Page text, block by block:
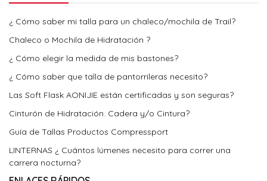
¿ Cómo saber mi talla para un chaleco/mochila de Trail?
Chaleco o Mochila de Hidratación ?
¿ Cómo elegir la medida de mis bastones?
¿ Cómo saber que talla de pantorrileras necesito?
Las Soft Flask AONIJIE están certificadas y son seguras?
Cinturón de Hidratación. Cadera y/o Cintura?
Guía de Tallas Productos Compressport
LINTERNAS ¿ Cuántos lúmenes necesito para correr una
carrera nocturna?